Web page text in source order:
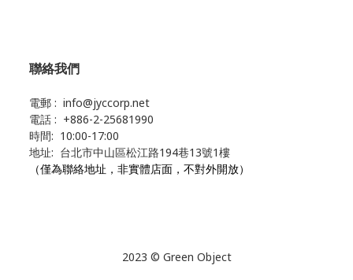
聯絡我們
電郵 : info@jyccorp.net
電話 : +886-2-25681990
時間: 10:00-17:00
地址: 台北市中山區松江路194巷13號1樓
（僅為聯絡地址，非實體店面，不對外開放）
2023 © Green Object